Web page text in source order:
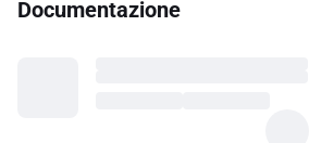
Documentazione